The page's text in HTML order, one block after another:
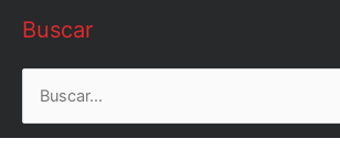
Buscar
Buscar
por: